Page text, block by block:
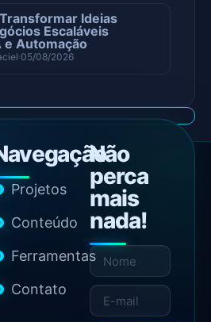
Ideias
Escaláveis
e Automação
05/08/2026
Projetos
Conteúdo
Ferramentas
Contato
Não
perca
mais
nada!